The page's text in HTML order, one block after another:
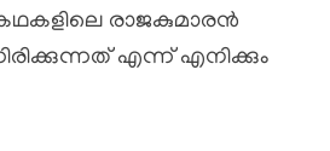
രാജകുമാരൻ
എന്ന് എനിക്കും